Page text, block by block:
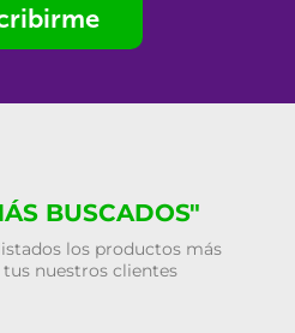
BUSCADOS"
los productos más
nuestros clientes